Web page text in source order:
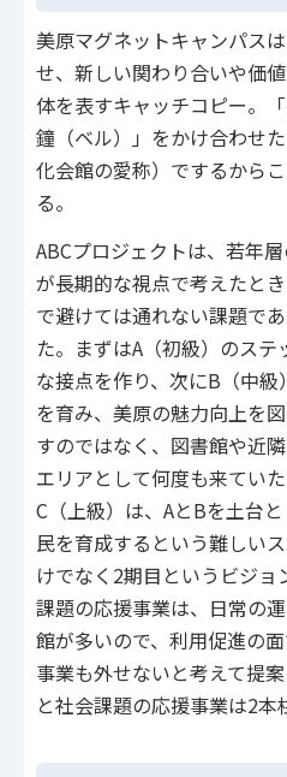
美原マグネットキャンパス
せ、新しい関わり合いや価
体を表すキャッチコピー。
鐘（ベル）」をかけ合わせ
化会館の愛称）でするから
る。
ABCプロジェクトは、若年
が長期的な視点で考えたと
で避けては通れない課題で
た。まずはA（初級）のス
な接点を作り、次にB（中
を育み、美原の魅力向上を
すのではなく、図書館や近
エリアとして何度も来てい
C（上級）は、AとBを土台
民を育成するという難しい
けでなく2期目というビジ
課題の応援事業は、日常の
館が多いので、利用促進の
事業も外せないと考えて提
と社会課題の応援事業は2本